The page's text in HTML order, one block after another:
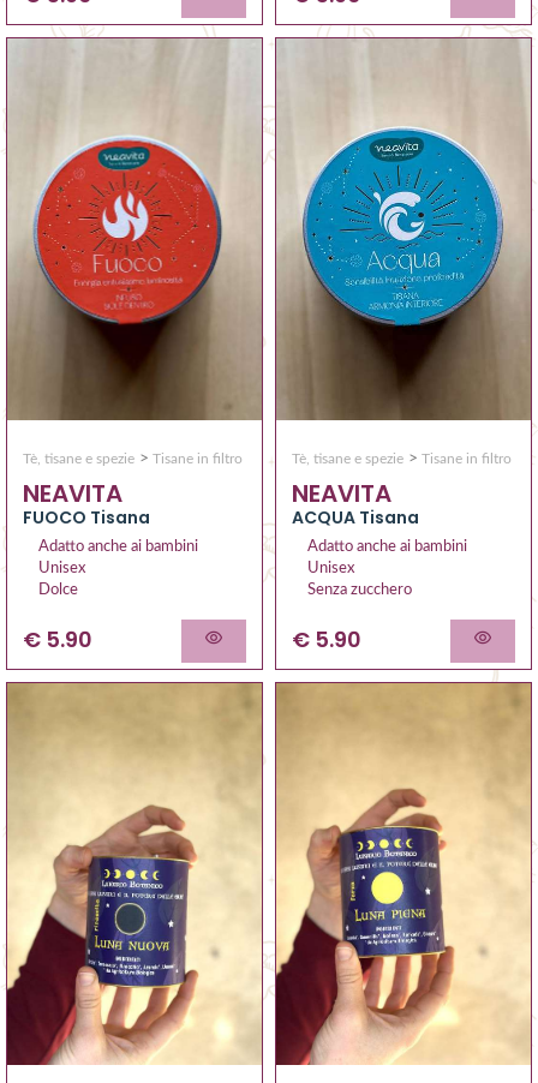
Tè, tisane e spezie > Tisane in filtro
NEAVITA
FUOCO Tisana
Adatto anche ai bambini
Unisex
Dolce
€ 5.90
Tè, tisane e spezie > Tisane in filtro
NEAVITA
ACQUA Tisana
Adatto anche ai bambini
Unisex
Senza zucchero
€ 5.90